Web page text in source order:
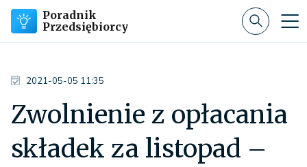
Poradnik
Przedsiębiorcy
2021-05-05 11:35
Zwolnienie z opłacania
składek za listopad –